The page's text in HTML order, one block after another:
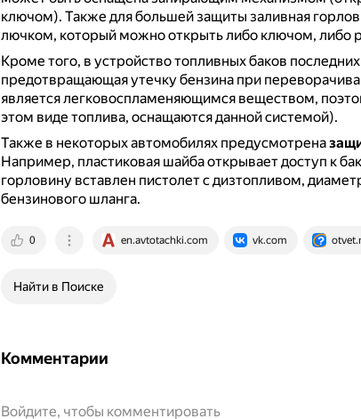
ключом). Также для большей защиты заливная
лючком, который можно открыть либо ключом, либо
Кроме того, в устройство топливных баков
предотвращающая утечку бензина при
является легковоспламеняющимся веществом,
этом виде топлива, оснащаются данной системой).
Также в некоторых автомобилях предусмотрена
Например, пластиковая шайба открывает доступ к
горловину вставлен пистолет с дизтопливом,
бензинового шланга.
0 en.avtotachki.com vk.com
Найти в Поиске
Комментарии
Войдите, чтобы комментировать